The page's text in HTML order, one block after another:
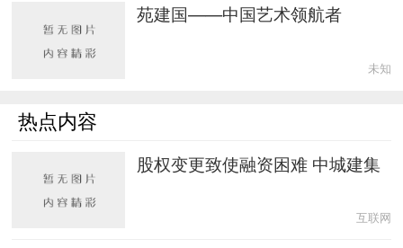
苑建国——中国艺术领航者
未知
热点内容
股权变更致使融资困难 中城建集
互联网